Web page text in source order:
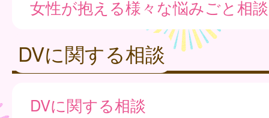
女性が抱える様々な悩みごと相談
DVに関する相談
DVに関する相談